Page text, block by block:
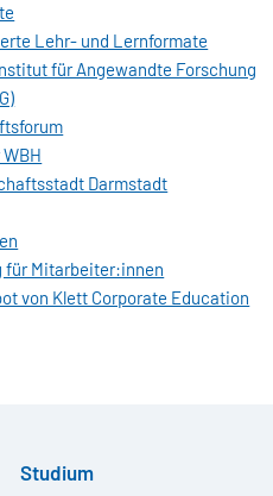
Lehr- und Lernformate
für Angewandte Forschung
Darmstadt
für Mitarbeiter:innen
von Klett Corporate Education
Studium